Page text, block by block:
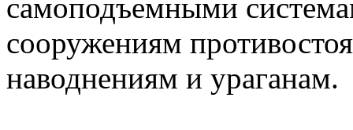
самоподъемными
сооружениям
наводнениям и ураганам.